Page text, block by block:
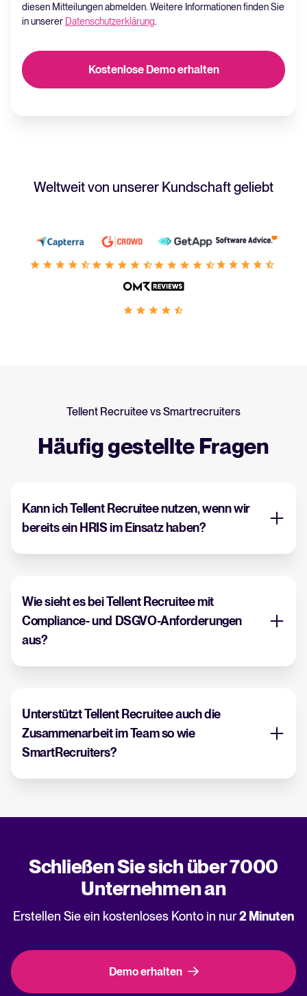
diesen Mitteilungen abmelden. Weitere Informationen finden Sie
in unserer Datenschutzerklärung
Weltweit von unserer Kundschaft geliebt
Tellent Recruitee vs Smartrecruiters
Häufig gestellte Fragen
Kann ich Tellent Recruitee nutzen, wenn wir
bereits ein HRIS im Einsatz haben?
Wie sieht es bei Tellent Recruitee mit
Compliance- und DSGVO-Anforderungen
aus?
Unterstützt Tellent Recruitee auch die
Zusammenarbeit im Team so wie
SmartRecruiters?
Schließen Sie sich über 7000
Unternehmen an
Erstellen Sie ein kostenloses Konto in nur2 Minuten
Demo erhalten